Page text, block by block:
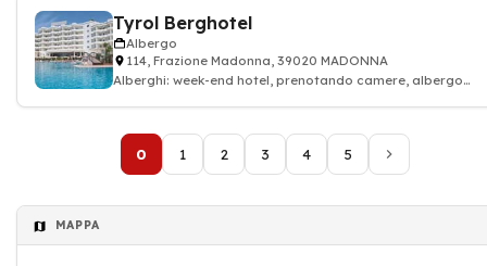
Tyrol Berghotel
Albergo
114, Frazione Madonna, 39020 MADONNA
Alberghi: week-end hotel, prenotando camere, albergo
0 1 2 3 4 5
MAPPA